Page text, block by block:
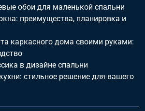
обои для маленькой спальни
преимущества, планировка и
каркасного дома своими руками:
в дизайне спальни
стильное решение для вашего